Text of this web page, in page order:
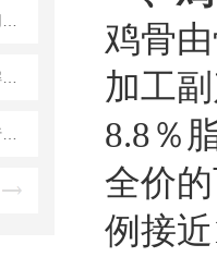
鸡骨
加工
8.8％
全价
例接